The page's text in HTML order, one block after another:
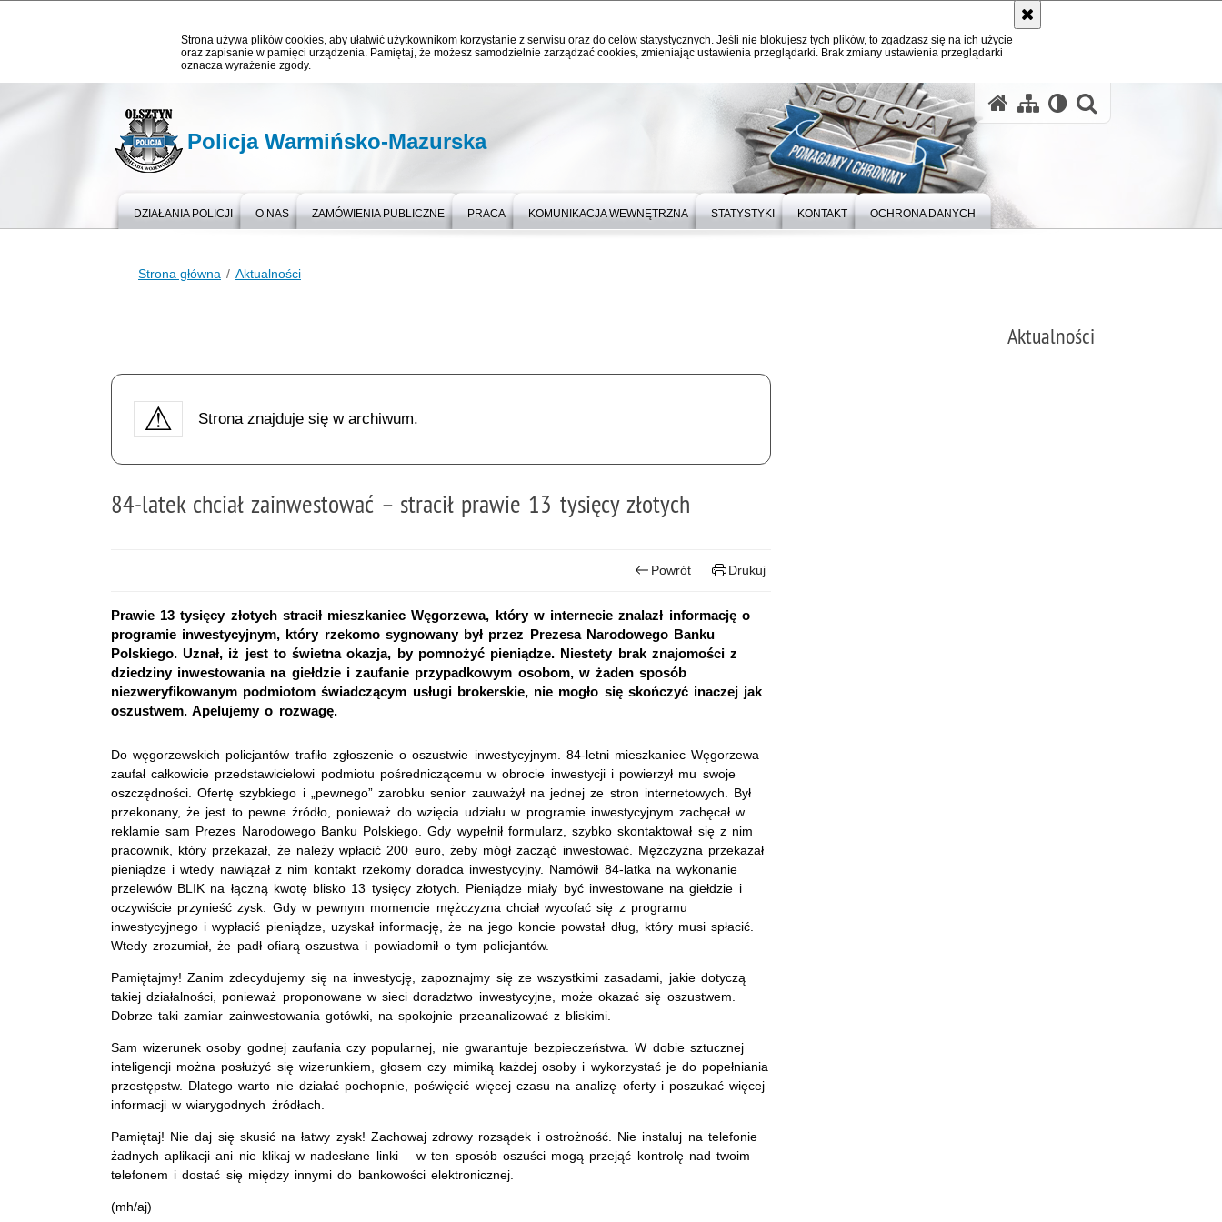
Strona używa plików cookies, aby ułatwić użytkownikom korzystanie z serwisu oraz do celów statystycznych. Jeśli nie blokujesz tych plików, to zgadzasz się na ich użycie
oraz zapisanie w pamięci urządzenia. Pamiętaj, że możesz samodzielnie zarządzać cookies, zmieniając ustawienia przeglądarki. Brak zmiany ustawienia przeglądarki
oznacza wyrażenie zgody.
Policja Warmińsko-Mazurska
DZIAŁANIA POLICJI O NAS ZAMÓWIENIA PUBLICZNE PRACA KOMUNIKACJA WEWNĘTRZNA STATYSTYKI KONTAKT OCHRONA DANYCH
Strona główna Aktualności
Aktualności
Strona znajduje się w archiwum.
84-latek chciał zainwestować – stracił prawie 13 tysięcy złotych
Powrót Drukuj
Prawie 13 tysięcy złotych stracił mieszkaniec Węgorzewa, który w internecie znalazł informację o
programie inwestycyjnym, który rzekomo sygnowany był przez Prezesa Narodowego Banku
Polskiego. Uznał, iż jest to świetna okazja, by pomnożyć pieniądze. Niestety brak znajomości z
dziedziny inwestowania na giełdzie i zaufanie przypadkowym osobom, w żaden sposób
niezweryfikowanym podmiotom świadczącym usługi brokerskie, nie mogło się skończyć inaczej jak
oszustwem. Apelujemy o rozwagę.
Do węgorzewskich policjantów trafiło zgłoszenie o oszustwie inwestycyjnym. 84-letni mieszkaniec Węgorzewa
zaufał całkowicie przedstawicielowi podmiotu pośredniczącemu w obrocie inwestycji i powierzył mu swoje
oszczędności. Ofertę szybkiego i „pewnego” zarobku senior zauważył na jednej ze stron internetowych. Był
przekonany, że jest to pewne źródło, ponieważ do wzięcia udziału w programie inwestycyjnym zachęcał w
reklamie sam Prezes Narodowego Banku Polskiego. Gdy wypełnił formularz, szybko skontaktował się z nim
pracownik, który przekazał, że należy wpłacić 200 euro, żeby mógł zacząć inwestować. Mężczyzna przekazał
pieniądze i wtedy nawiązał z nim kontakt rzekomy doradca inwestycyjny. Namówił 84-latka na wykonanie
przelewów BLIK na łączną kwotę blisko 13 tysięcy złotych. Pieniądze miały być inwestowane na giełdzie i
oczywiście przynieść zysk. Gdy w pewnym momencie mężczyzna chciał wycofać się z programu
inwestycyjnego i wypłacić pieniądze, uzyskał informację, że na jego koncie powstał dług, który musi spłacić.
Wtedy zrozumiał, że padł ofiarą oszustwa i powiadomił o tym policjantów.
Pamiętajmy! Zanim zdecydujemy się na inwestycję, zapoznajmy się ze wszystkimi zasadami, jakie dotyczą
takiej działalności, ponieważ proponowane w sieci doradztwo inwestycyjne, może okazać się oszustwem.
Dobrze taki zamiar zainwestowania gotówki, na spokojnie przeanalizować z bliskimi.
Sam wizerunek osoby godnej zaufania czy popularnej, nie gwarantuje bezpieczeństwa. W dobie sztucznej
inteligencji można posłużyć się wizerunkiem, głosem czy mimiką każdej osoby i wykorzystać je do popełniania
przestępstw. Dlatego warto nie działać pochopnie, poświęcić więcej czasu na analizę oferty i poszukać więcej
informacji w wiarygodnych źródłach.
Pamiętaj! Nie daj się skusić na łatwy zysk! Zachowaj zdrowy rozsądek i ostrożność. Nie instaluj na telefonie
żadnych aplikacji ani nie klikaj w nadesłane linki – w ten sposób oszuści mogą przejąć kontrolę nad twoim
telefonem i dostać się między innymi do bankowości elektronicznej.
(mh/aj)